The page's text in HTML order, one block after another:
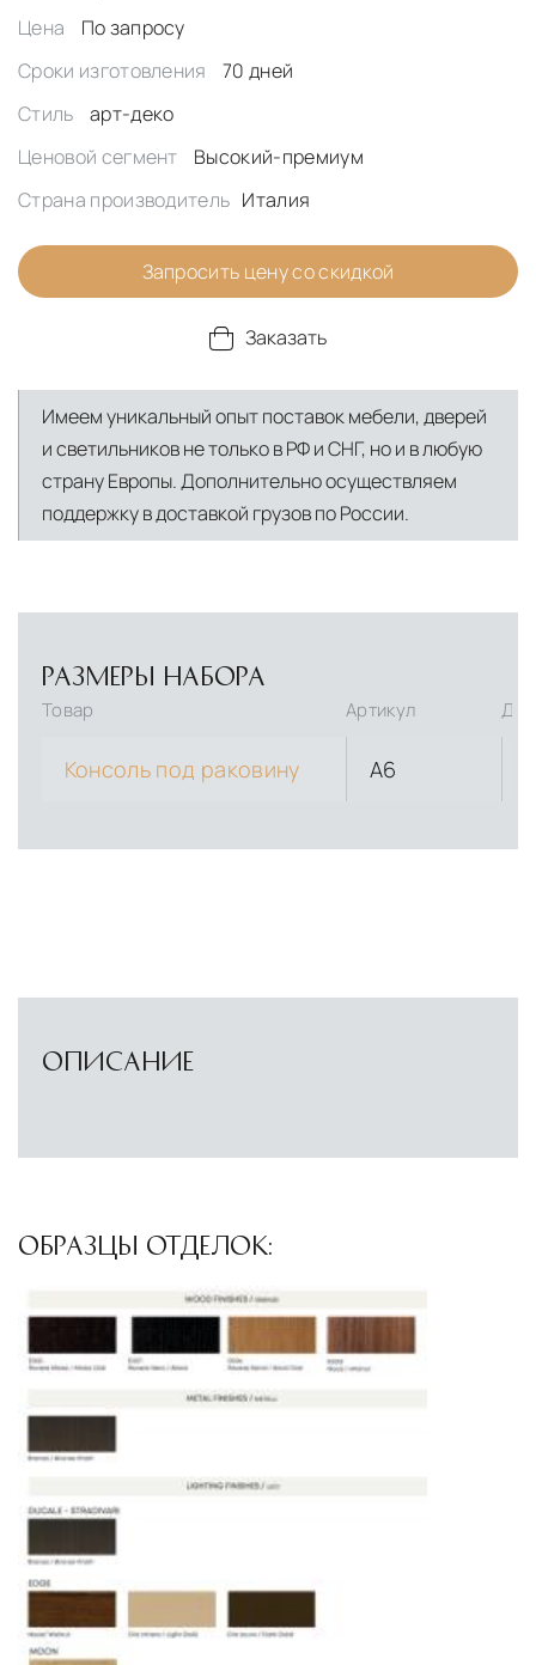
Цена
По запросу
Сроки изготовления
70 дней
Стиль
арт-деко
Ценовой сегмент
Высокий-премиум
Страна производитель Италия
Запросить цену со скидкой
Заказать
Имеем уникальный опыт поставок мебели, дверей
и светильников не только в РФ и СНГ, но и в любую
страну Европы. Дополнительно осуществляем
поддержку в доставкой грузов по России.
РАЗМЕРЫ НАБОРА
Товар Артикул
Консоль под раковину A6
ОПИСАНИЕ
ОБРАЗЦЫ ОТДЕЛОК: